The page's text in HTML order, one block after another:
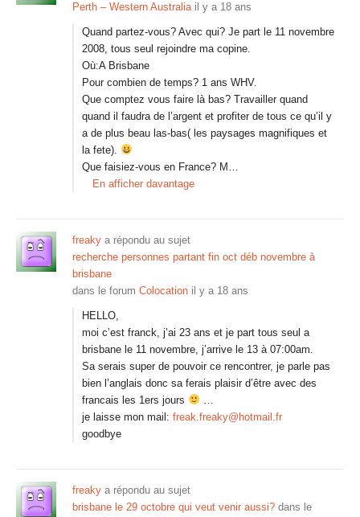
Perth – Western Australia il y a 18 ans
Quand partez-vous? Avec qui? Je part le 11 novembre
2008, tous seul rejoindre ma copine.
Où:A Brisbane
Pour combien de temps? 1 ans WHV.
Que comptez vous faire là bas? Travailler quand
quand il faudra de l’argent et profiter de tous ce qu’il y
a de plus beau las-bas( les paysages magnifiques et
la fete).
Que faisiez-vous en France? M…
En afficher davantage
freaky a répondu au sujet
recherche personnes partant fin oct déb novembre à
brisbane
dans le forum Colocation il y a 18 ans
HELLO,
moi c’est franck, j’ai 23 ans et je part tous seul a
brisbane le 11 novembre, j’arrive le 13 à 07:00am.
Sa serais super de pouvoir ce rencontrer, je parle pas
bien l’anglais donc sa ferais plaisir d’être avec des
francais les 1ers jours
…
je laisse mon mail: freak.freaky@hotmail.fr
goodbye
freaky a répondu au sujet
brisbane le 29 octobre qui veut venir aussi? dans le